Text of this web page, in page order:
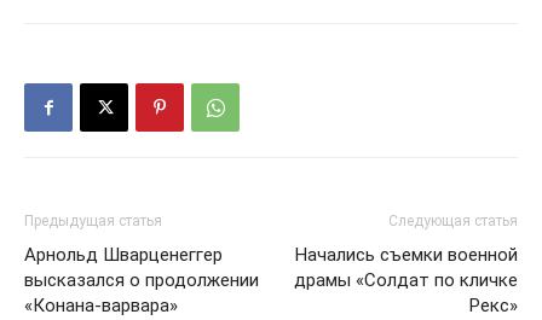
Предыдущая статья
Арнольд Шварценеггер
высказался о продолжении
«Конана-варвара»
Следующая статья
Начались съемки военной
драмы «Солдат по кличке
Рекс»